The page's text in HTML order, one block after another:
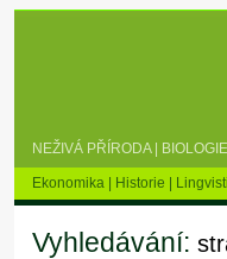
NEŽIVÁ PŘÍRODA| BIOLOGIE
Ekonomika | Historie |
Vyhledávání: